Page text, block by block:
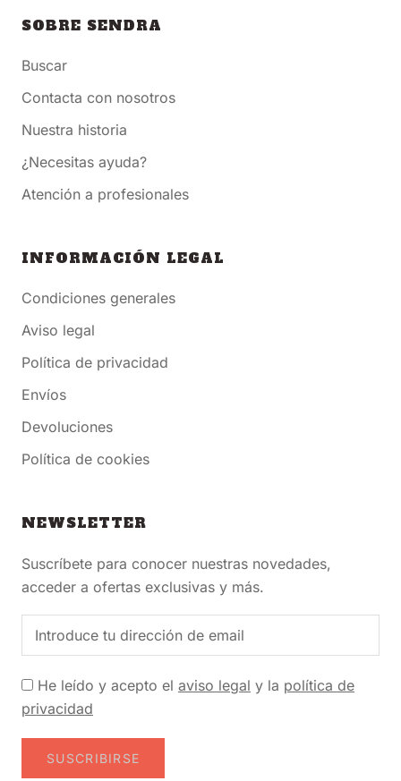
SOBRE SENDRA
Buscar
Contacta con nosotros
Nuestra historia
¿Necesitas ayuda?
Atención a profesionales
INFORMACIÓN LEGAL
Condiciones generales
Aviso legal
Política de privacidad
Envíos
Devoluciones
Política de cookies
NEWSLETTER
Suscríbete para conocer nuestras novedades,
acceder a ofertas exclusivas y más.
He leído y acepto el aviso legal y la política de
privacidad
SUSCRIBIRSE